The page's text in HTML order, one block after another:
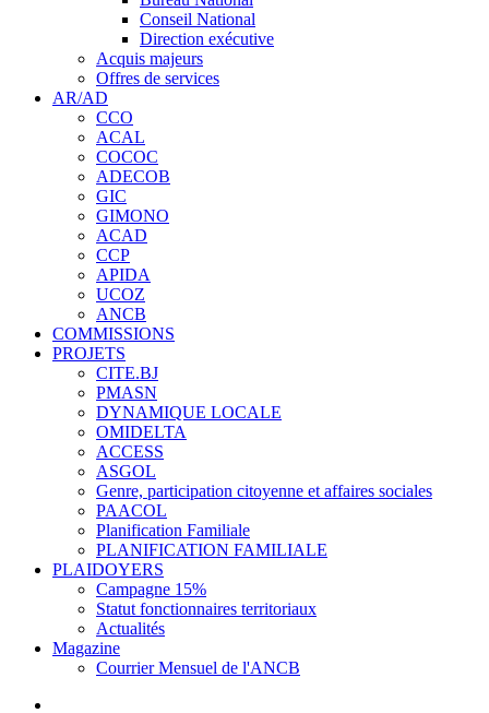
Conseil National
Direction exécutive
Acquis majeurs
Offres de services
AR/AD
CCO
ACAL
COCOC
ADECOB
GIC
GIMONO
ACAD
CCP
APIDA
UCOZ
ANCB
COMMISSIONS
PROJETS
CITE.BJ
PMASN
DYNAMIQUE LOCALE
OMIDELTA
ACCESS
ASGOL
Genre, participation citoyenne et affaires sociales
PAACOL
Planification Familiale
PLANIFICATION FAMILIALE
PLAIDOYERS
Campagne 15%
Statut fonctionnaires territoriaux
Actualités
Magazine
Courrier Mensuel de l'ANCB